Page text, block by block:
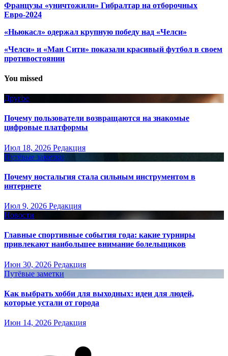
Французы «уничтожили» Гибралтар на отборочных
Евро-2024
«Ньюкасл» одержал крупную победу над «Челси»
«Челси» и «Ман Сити» показали красивый футбол в своем
противостоянии
You missed
Другое
Почему пользователи возвращаются на знакомые
цифровые платформы
Июл 18, 2026 Редакция
Путёвые заметки
Почему ностальгия стала сильным инструментом в
интернете
Июл 9, 2026 Редакция
Новости
Главные спортивные события года: какие турниры
привлекают наибольшее внимание болельщиков
Июн 30, 2026 Редакция
Путёвые заметки
Как выбрать хобби для выходных: идеи для людей,
которые устали от города
Июн 14, 2026 Редакция